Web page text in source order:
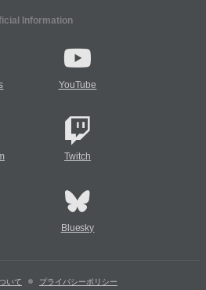
Information
YouTube
Twitch
Bluesky
いて プライバシーポリシー